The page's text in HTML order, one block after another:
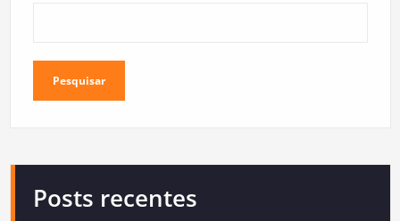
Pesquisar
Posts recentes